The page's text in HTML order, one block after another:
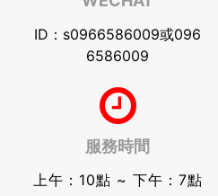
ID：s0966586009或096
6586009
服務時間
上午：10點 ~ 下午：7點